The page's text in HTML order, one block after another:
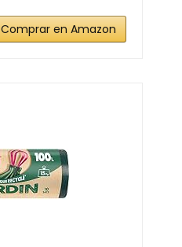
Comprar en Amazon